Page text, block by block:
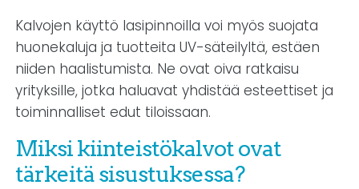
Kalvojen käyttö lasipinnoilla voi myös suojata
huonekaluja ja tuotteita UV-säteilyltä, estäen
niiden haalistumista. Ne ovat oiva ratkaisu
yrityksille, jotka haluavat yhdistää esteettiset ja
toiminnalliset edut tiloissaan.
Miksi kiinteistökalvot ovat
tärkeitä sisustuksessa?